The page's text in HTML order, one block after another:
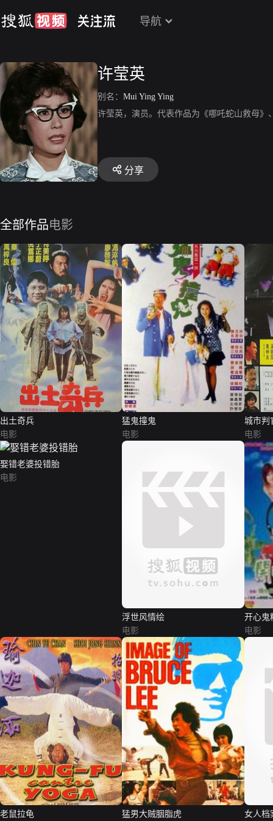
导航
许莹英
别名： Mui Ying Ying
许莹英，演员。代表作品为《哪吒蛇山救母》
分享
全部作品电影
出土奇兵
电影
猛鬼撞鬼
电影
城市判
电影
娶错老婆投错胎
电影
浮世风情绘
电影
开心鬼
电影
老鼠拉龟
猛男大贼胭脂虎
女人档